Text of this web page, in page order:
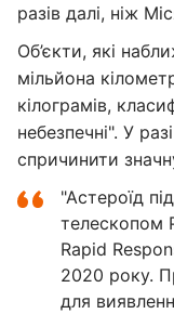
разів далі, ніж
Об’єкти, які
мільйона
кілограмів,
небезпечні". У
спричинити
"Астероїд
телескопом
Rapid
2020 року.
для